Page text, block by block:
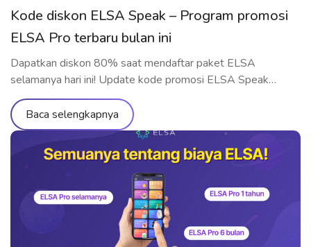
Kode diskon ELSA Speak – Program promosi
ELSA Pro terbaru bulan ini
Dapatkan diskon 80% saat mendaftar paket ELSA
selamanya hari ini! Update kode promosi ELSA Speak
terbaru dan tercepat bulanan di sini.
Baca selengkapnya